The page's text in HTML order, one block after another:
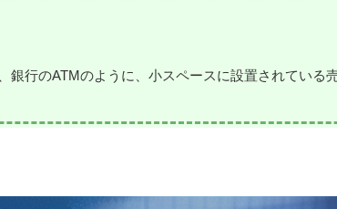
行のATMのように、小スペースに設置されている